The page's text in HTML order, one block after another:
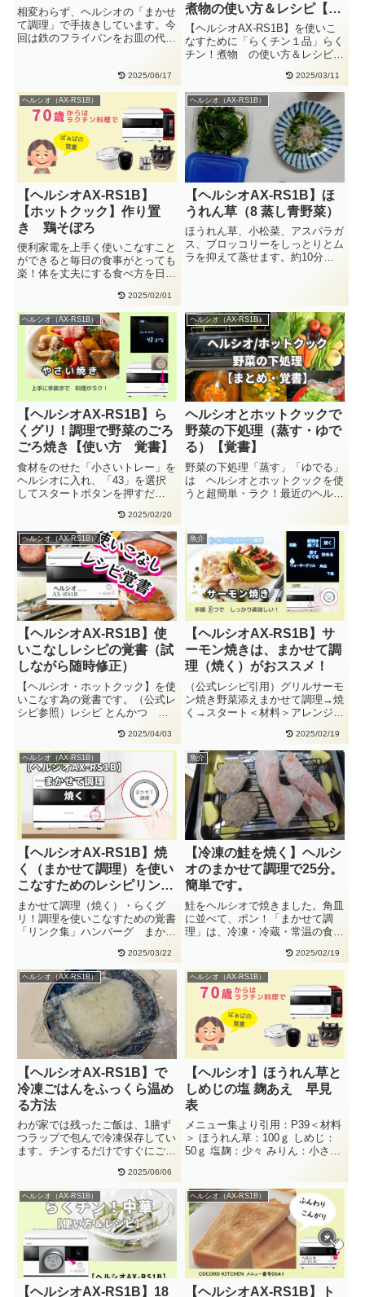
相変わらず、ヘルシオの「まかせ
て調理」で手抜きしています。今
回は鉄のフライパンをお皿の代わ
2025/06/17
煮物の使い方＆レシピ【覚
書】
【ヘルシオAX-RS1B】を使いこ
なすために「らくチン１品」らく
チン！煮物 の使い方＆レシピを
2025/03/11
ヘルシオ（AX-RS1B）
【ヘルシオAX-RS1B】
【ホットクック】作り置
き 鶏そぼろ
便利家電を上手く使いこなすこと
ができると毎日の食事がとっても
楽！体を丈夫にする食べ方を日々
2025/02/01
ヘルシオ（AX-RS1B）
【ヘルシオAX-RS1B】ほ
うれん草（8 蒸し青野菜）
ほうれん草、小松菜、アスパラガ
ス、ブロッコリーをしっとりとム
ラを抑えて蒸せます。約10分。
ヘルシオ（AX-RS1B）
【ヘルシオAX-RS1B】ら
くグリ！調理で野菜のごろ
ごろ焼き【使い方 覚書】
食材をのせた「小さいトレー」を
ヘルシオに入れ、「43」を選択
してスタートボタンを押すだ
2025/02/20
ヘルシオ（AX-RS1B）
ヘルシオとホットクックで
野菜の下処理（蒸す・ゆで
る）【覚書】
野菜の下処理「蒸す」「ゆでる」
は ヘルシオとホットクックを使
うと超簡単・ラク！最近のヘルシ
ヘルシオ（AX-RS1B）
【ヘルシオAX-RS1B】使
いこなしレシピの覚書（試
しながら随時修正）
【ヘルシオ・ホットクック】を使
いこなす為の覚書です。（公式レ
シピ参照）レシピ とんかつ ま
2025/04/03
魚介
【ヘルシオAX-RS1B】サ
ーモン焼きは、まかせて調
理（焼く）がおススメ！
（公式レシピ引用）グリルサーモ
ン焼き野菜添えまかせて調理→焼
く→スタート＜材料＞アレンジし
2025/02/19
ヘルシオ（AX-RS1B）
【ヘルシオAX-RS1B】焼
く（まかせて調理）を使い
こなすためのレシピリンク
集
まかせて調理（焼く）・らくグ
リ！調理を使いこなすための覚書
「リンク集」ハンバーグ まかせ
2025/03/22
魚介
【冷凍の鮭を焼く】ヘルシ
オのまかせて調理で25分。
簡単です。
鮭をヘルシオで焼きました。角皿
に並べて、ポン！「まかせて調
理」は、冷凍・冷蔵・常温の食材
2025/02/19
ヘルシオ（AX-RS1B）
【ヘルシオAX-RS1B】で
冷凍ごはんをふっくら温め
る方法
わが家では残ったご飯は、1膳ず
つラップで包んで冷凍保存してい
ます。チンするだけですぐにごは
2025/06/06
ヘルシオ（AX-RS1B）
【ヘルシオ】ほうれん草と
しめじの塩 麹あえ 早見
表
メニュー集より引用：P39＜材料
＞ ほうれん草：100ｇ しめじ：
50ｇ 塩麹：少々 みりん：小さじ
ヘルシオ（AX-RS1B）
【ヘルシオAX-RS1B】18
ヘルシオ（AX-RS1B）
【ヘルシオAX-RS1B】ト